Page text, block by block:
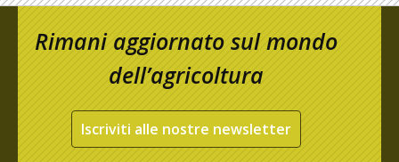
Rimani aggiornato sul mondo
dell’agricoltura
Iscriviti alle nostre newsletter